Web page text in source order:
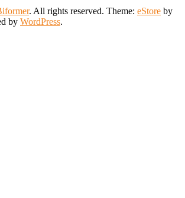
. All rights reserved. Theme: eStore by
by WordPress.